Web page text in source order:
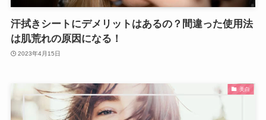
汗拭きシートにデメリットはあるの？間違った使用法
は肌荒れの原因になる！
2023年4月15日
美白